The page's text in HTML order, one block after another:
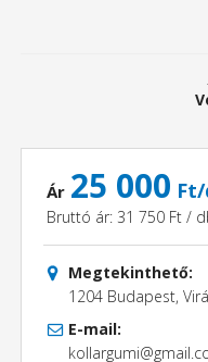
Ár 25 000
Bruttó ár: 31 750 Ft /
Megtekinthető:
1204 Budapest,
E-mail: